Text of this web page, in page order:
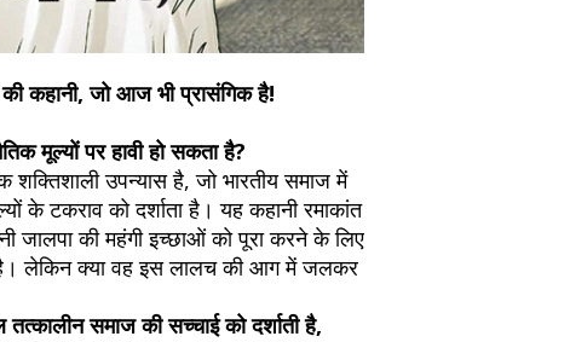
कहानी, जो आज भी प्रासंगिक है!
मूल्यों पर हावी हो सकता है?
शक्तिशाली उपन्यास है, जो भारतीय समाज में
के टकराव को दर्शाता है। यह कहानी रमाकांत
जालपा की महंगी इच्छाओं को पूरा करने के लिए
है। लेकिन क्या वह इस लालच की आग में जलकर
समाज की सच्चाई को दर्शाती है,